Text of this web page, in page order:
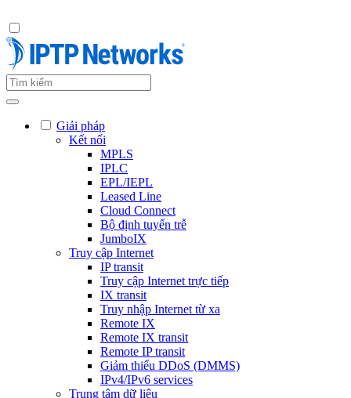
Giải pháp
Kết nối
MPLS
IPLC
EPL/IEPL
Leased Line
Cloud Connect
Bộ định tuyến trễ
JumboIX
Truy cập Internet
IP transit
Truy cập Internet trực tiếp
IX transit
Truy nhập Internet từ xa
Remote IX
Remote IX transit
Remote IP transit
Giảm thiểu DDoS (DMMS)
IPv4/IPv6 services
Trung tâm dữ liệu